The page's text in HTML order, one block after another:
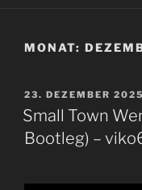
MONAT:
VERÖFFENTLICHT
AM
23. DEZEMBER 2025
Small Town
Bootleg) –